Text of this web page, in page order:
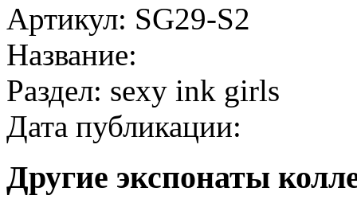
Артикул: SG29-S2
Название:
Раздел: sexy ink girls
Дата публикации:
Другие экспонаты